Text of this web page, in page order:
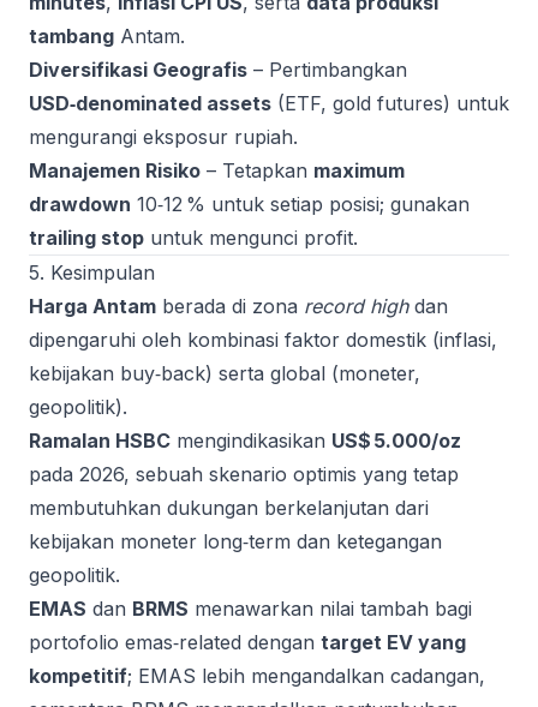
tambang Antam.
Diversifikasi Geografis – Pertimbangkan
USD‑denominated assets (ETF, gold futures) untuk
mengurangi eksposur rupiah.
Manajemen Risiko – Tetapkan maximum
drawdown 10‑12 % untuk setiap posisi; gunakan
trailing stop untuk mengunci profit.
5. Kesimpulan
Harga Antam berada di zona record highdan
dipengaruhi oleh kombinasi faktor domestik (inflasi,
kebijakan buy‑back) serta global (moneter,
geopolitik).
Ramalan HSBC mengindikasikan US$ 5.000/oz
pada 2026, sebuah skenario optimis yang tetap
membutuhkan dukungan berkelanjutan dari
kebijakan moneter long‑term dan ketegangan
geopolitik.
EMAS dan BRMS menawarkan nilai tambah bagi
portofolio emas‑related dengan target EV yang
kompetitif; EMAS lebih mengandalkan cadangan,